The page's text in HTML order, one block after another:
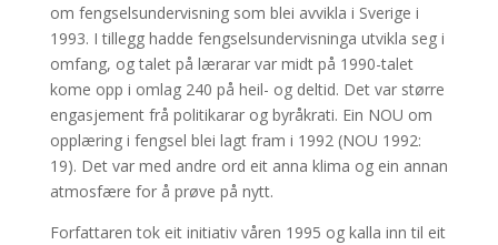
om fengselsundervisning som blei avvikla i Sverige i
1993. I tillegg hadde fengselsundervisninga utvikla seg i
omfang, og talet på lærarar var midt på 1990-talet
kome opp i omlag 240 på heil- og deltid. Det var større
engasjement frå politikarar og byråkrati. Ein NOU om
opplæring i fengsel blei lagt fram i 1992 (NOU 1992:
19). Det var med andre ord eit anna klima og ein annan
atmosfære for å prøve på nytt.
Forfattaren tok eit initiativ våren 1995 og kalla inn til eit